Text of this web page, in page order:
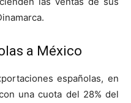
a México
españolas, en
una cuota del 28% del